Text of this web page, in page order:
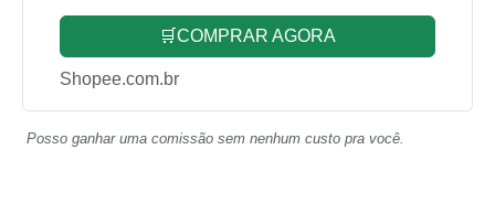
🛒COMPRAR AGORA
Shopee.com.br
Posso ganhar uma comissão sem nenhum custo pra você.